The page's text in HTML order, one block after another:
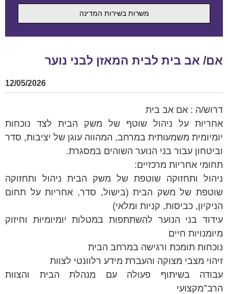
משרות בשירות המדינה
אם/ אב בית לבית המאזן לבני נוער
12/05/2026
דרוש/ה : אם אב בית
אחריות על ניהול שוטף של משק הבית לצד נוכחות
יומיומית משמעותית במרחב, המהווה עוגן של יציבות, סדר
וביטחון עבור בני הנוער השוהים במסגרת.
תחומי אחריות מרכזיים:
ניהול ותחזוקה שוטפת של משק הבית ניהול ותחזוקה
שוטפת של משק הבית (בישול, סדר, אחריות על תחום
הניקיון, כביסות, קניות ומלאי)
עידוד בני הנוער להשתתפות במטלות יומיומיות וחיזוק
מיומנויות חיים
נוכחות תומכת ורגישה במרחב הבית
זיהוי מצבי מצוקה והעברת מידע רלוונטי לצוות
עבודה בשיתוף פעולה עם מנהלת הבית והצוות
הרב־מקצועי